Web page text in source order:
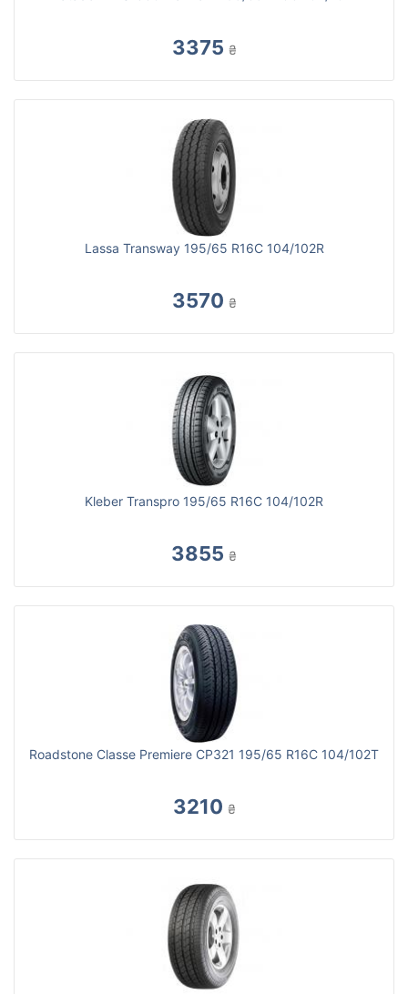
3375 ₴
Lassa Transway 195/65 R16C 104/102R
3570 ₴
Kleber Transpro 195/65 R16С 104/102R
3855 ₴
Roadstone Classe Premiere CP321 195/65 R16C 104/102T
3210 ₴